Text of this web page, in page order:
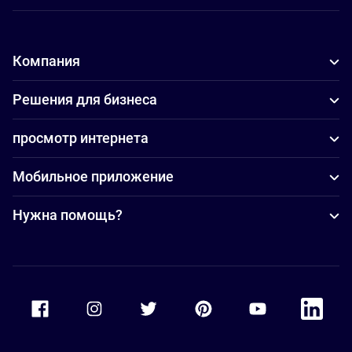
Компания
Решения для бизнеса
просмотр интернета
Мобильное приложение
Нужна помощь?
Accor Youtube
Accor